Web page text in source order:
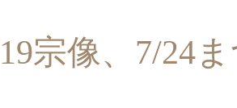
宗像、7/24